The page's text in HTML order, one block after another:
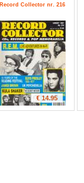
Record Collector nr. 216
€ 14.95